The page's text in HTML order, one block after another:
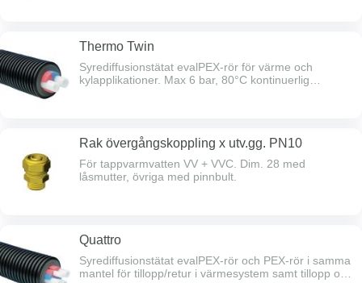
Thermo Twin
Syrediffusionstätat evalPEX-rör för värme och
kylapplikationer. Max 6 bar, 80°C kontinuerlig
Rak övergångskoppling x utv.gg. PN10
För tappvarmvatten VV + VVC. Dim. 28 med
låsmutter, övriga med pinnbult.
Quattro
Syrediffusionstätat evalPEX-rör och PEX-rör i samma
mantel för tillopp/retur i värmesystem samt tillopp och